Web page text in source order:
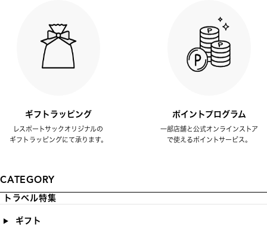
ギフトラッピング
レスポートサックオリジナルの
ギフトラッピングにて承ります。
ポイントプログラム
一部店舗と公式オンラインストア
で使えるポイントサービス。
CATEGORY
トラベル特集
ギフト